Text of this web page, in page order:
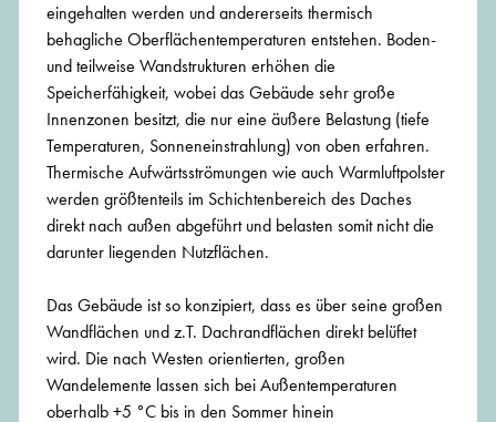
eingehalten werden und andererseits thermisch
behagliche Oberflächentemperaturen entstehen. Boden-
und teilweise Wandstrukturen erhöhen die
Speicherfähigkeit, wobei das Gebäude sehr große
Innenzonen besitzt, die nur eine äußere Belastung (tiefe
Temperaturen, Sonneneinstrahlung) von oben erfahren.
Thermische Aufwärtsströmungen wie auch Warmluftpolster
werden größtenteils im Schichtenbereich des Daches
direkt nach außen abgeführt und belasten somit nicht die
darunter liegenden Nutzflächen.
Das Gebäude ist so konzipiert, dass es über seine großen
Wandflächen und z.T. Dachrandflächen direkt belüftet
wird. Die nach Westen orientierten, großen
Wandelemente lassen sich bei Außentemperaturen
oberhalb +5 °C bis in den Sommer hinein